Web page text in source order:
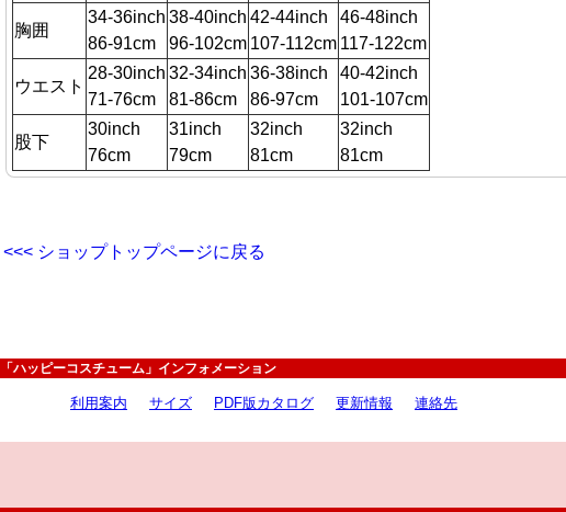
胸囲
34-36inch
86-91cm
38-40inch
96-102cm
42-44inch
107-112cm
46-48inch
117-122cm
ウエスト
28-30inch
71-76cm
32-34inch
81-86cm
36-38inch
86-97cm
40-42inch
101-107cm
股下
30inch
76cm
31inch
79cm
32inch
81cm
32inch
81cm
<<< ショップトップページに戻る
「ハッピーコスチューム」インフォメーション
利用案内 サイズ PDF版カタログ 更新情報 連絡先